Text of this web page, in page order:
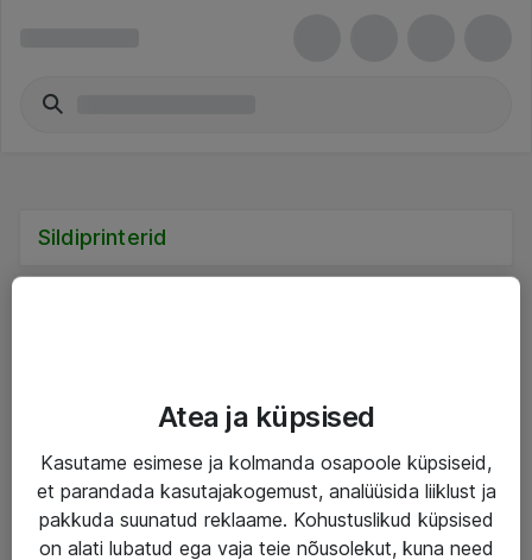
Sildiprinterid
IT taristu
Haldusteenused
Garantii
Atea ja küpsised
Kasutame esimese ja kolmanda osapoole küpsiseid,
et parandada kasutajakogemust, analüüsida liiklust ja
pakkuda suunatud reklaame. Kohustuslikud küpsised
on alati lubatud ega vaja teie nõusolekut, kuna need